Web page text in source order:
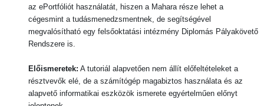
az ePortfóliót használatát, hiszen a Mahara része lehet a
cégesmint a tudásmenedzsmentnek, de segítségével
megvalósítható egy felsőoktatási intézmény Diplomás Pályakövető
Rendszere is.
Előismeretek: A tutoriál alapvetően nem állít előfeltételeket a
résztvevők elé, de a számítógép magabiztos használata és az
alapvető informatikai eszközök ismerete egyértelműen előnyt